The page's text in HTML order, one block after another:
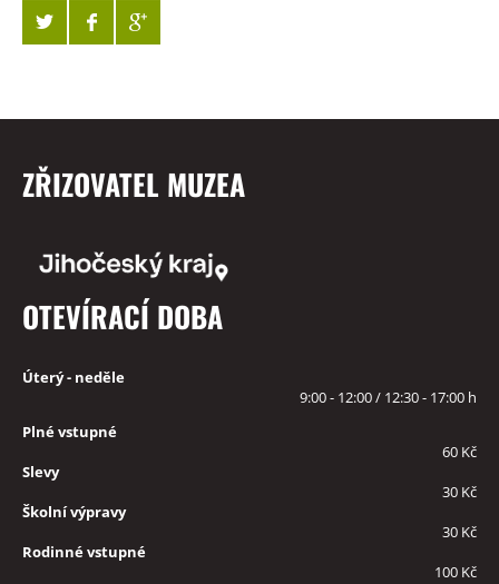
ZŘIZOVATEL MUZEA
OTEVÍRACÍ DOBA
Úterý - neděle
9:00 - 12:00 / 12:30 - 17:00 h
Plné vstupné
60 Kč
Slevy
30 Kč
Školní výpravy
30 Kč
Rodinné vstupné
100 Kč